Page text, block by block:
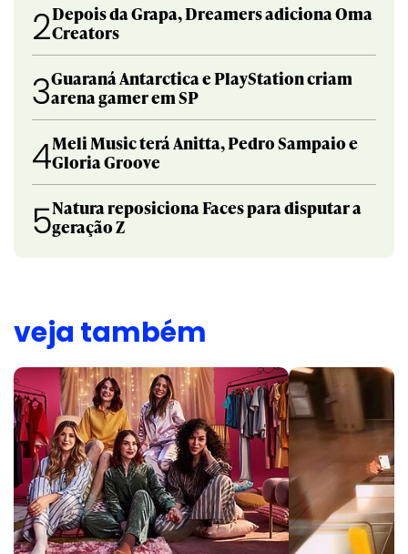
2Depois da Grapa, Dreamers adiciona Oma
Creators
3Guaraná Antarctica e PlayStation criam
arena gamer em SP
4Meli Music terá Anitta, Pedro Sampaio e
Gloria Groove
5Natura reposiciona Faces para disputar a
geração Z
veja também